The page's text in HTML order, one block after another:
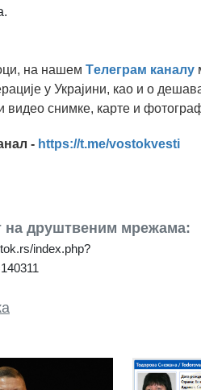
на нашем Tелеграм каналу
у Украјини, као и о
видео снимке, карте и
- https://t.me/vostokvesti
на друштвеним мрежама:
index.php?